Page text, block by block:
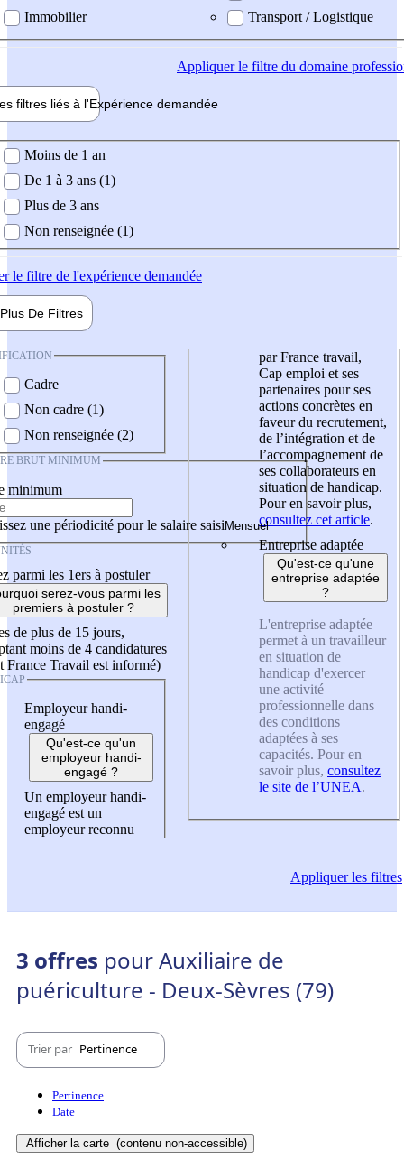
Immobilier
Transport / Logistique
Appliquerle filtre du domaine
filtres liés à l'Expérience demandée
demandée
Moins de 1 an
De 1 à 3 ans (1)
Plus de 3 ans
Non renseignée (1)
le filtre de l'expérience demandée
Plus De Filtres
Cadre
Non cadre (1)
Non renseignée (2)
BRUT MINIMUM
minimum
une périodicité pour le salaire saisi
parmi les 1ers à postuler
serez-vous parmi les
premiers à postuler ?
de plus de 15 jours,
moins de 4 candidatures
France Travail est informé)
Employeur handi-
engagé
Qu'est-ce qu'un
employeur handi-
engagé ?
Un employeur handi-
engagé est un
employeur reconnu
par France travail,
Cap emploi et ses
partenaires pour ses
actions concrètes en
faveur du recrutement,
de l’intégration et de
l’accompagnement de
ses collaborateurs en
situation de handicap.
Pour en savoir plus,
consultez cet article.
Entreprise adaptée
Qu'est-ce qu'une
entreprise adaptée
?
L'entreprise adaptée
permet à un travailleur
en situation de
handicap d'exercer
une activité
professionnelle dans
des conditions
adaptées à ses
capacités. Pour en
savoir plus, consultez
le site de l’UNEA.
Appliquerles filtres
3 offres pour Auxiliaire de
puériculture - Deux-Sèvres (79)
Trier par Pertinence
Pertinence
Date
Afficher la carte (contenu non-accessible)